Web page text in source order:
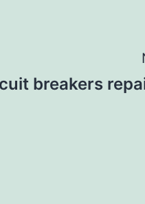
breakers